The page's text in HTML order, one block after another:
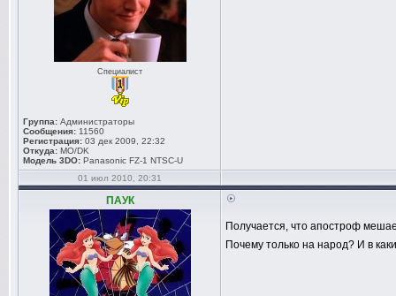
Специалист
Группа: Администраторы
Сообщения: 11560
Регистрация: 03 дек 2009, 22:32
Откуда: MO/DK
Модель 3DO: Panasonic FZ-1 NTSC-U
01 июл 2010, 20:31
ПАУК
Получается, что апостроф
Почему только на народ? И в